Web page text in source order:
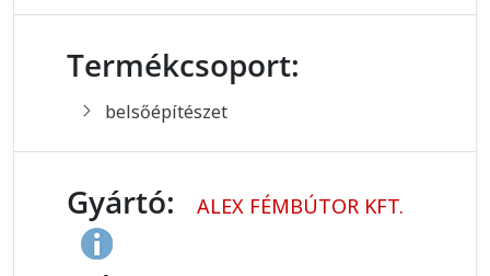
Termékcsoport:
belsőépítészet
Gyártó: ALEX FÉMBÚTOR KFT.